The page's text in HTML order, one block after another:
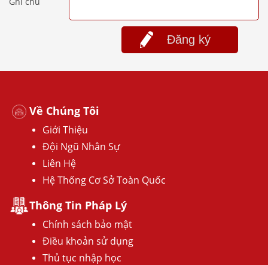
Đăng ký
Về Chúng Tôi
Giới Thiệu
Đội Ngũ Nhân Sự
Liên Hệ
Hệ Thống Cơ Sở Toàn Quốc
Thông Tin Pháp Lý
Chính sách bảo mật
Điều khoản sử dụng
Thủ tục nhập học